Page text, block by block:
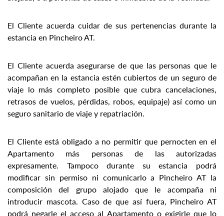
El Cliente acuerda cuidar de sus pertenencias durante la
estancia en Pincheiro AT.
El Cliente acuerda asegurarse de que las personas que le
acompañan en la estancia estén cubiertos de un seguro de
viaje lo más completo posible que cubra cancelaciones,
retrasos de vuelos, pérdidas, robos, equipaje) así como un
seguro sanitario de viaje y repatriación.
El Cliente está obligado a no permitir que pernocten en el
Apartamento más personas de las autorizadas
expresamente. Tampoco durante su estancia podrá
modificar sin permiso ni comunicarlo a Pincheiro AT la
composición del grupo alojado que le acompaña ni
introducir mascota. Caso de que así fuera, Pincheiro AT
podrá negarle el acceso al Apartamento o exigirle que lo